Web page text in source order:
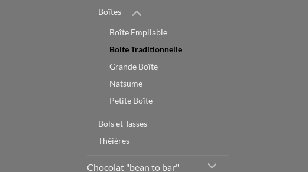
Boîtes
Boîte Empilable
Boite Traditionnelle
Grande Boîte
Natsume
Petite Boîte
Bols et Tasses
Théières
Chocolat "bean to bar"